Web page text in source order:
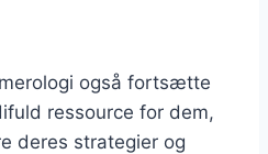
også fortsætte
ressource for dem,
deres strategier og